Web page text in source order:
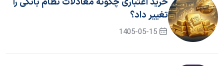
تغییر داد؟
1405-05-15